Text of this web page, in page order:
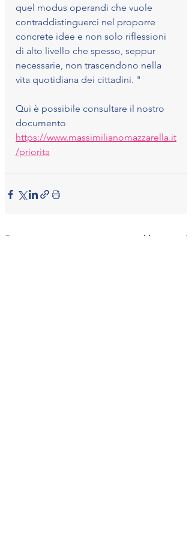
quel modus operandi che vuole
contraddistinguerci nel proporre
concrete idee e non solo riflessioni
di alto livello che spesso, seppur
necessarie, non trascendono nella
vita quotidiana dei cittadini. "
Qui è possibile consultare il nostro
documento
https://www.massimilianomazzarella.it
/priorita
Post recenti Mostra tutti